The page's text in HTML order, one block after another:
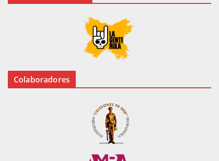
Colaboradores